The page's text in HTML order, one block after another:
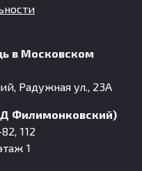
в Московском
Радужная ул., 23А
Филимонковский)
112
1